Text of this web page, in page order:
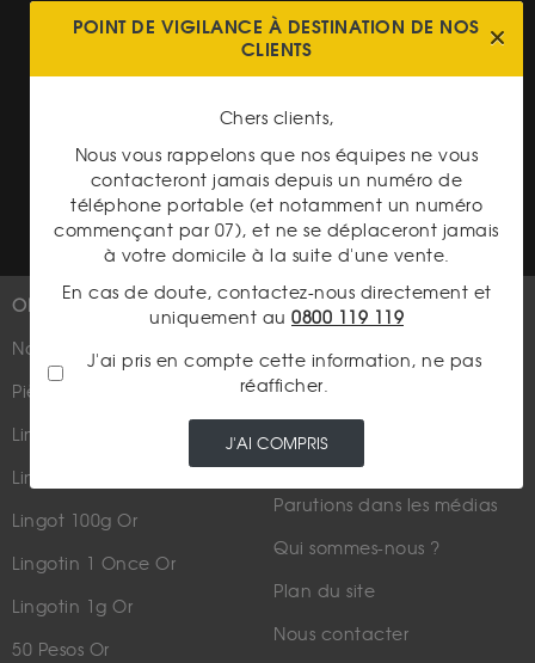
Charte données personnelles
Conditions générales d'utilisation
OR
Nouveautés
Pièces d'or d'investissement
Lingots et lingotins
Lingot 1Kg Or
Lingot 100g Or
Lingotin 1 Once Or
Lingotin 1g Or
50 Pesos Or
PLUS D'INFOS
Suivez-nous
Parutions dans les médias
Qui sommes-nous ?
Plan du site
Nous contacter
POINT DE VIGILANCE À DESTINATION DE NOS
CLIENTS
Chers clients,
Nous vous rappelons que nos équipes ne vous
contacteront jamais depuis un numéro de
téléphone portable (et notamment un numéro
commençant par 07), et ne se déplaceront jamais
à votre domicile à la suite d'une vente.
En cas de doute, contactez-nous directement et
uniquement au 0800 119 119
J'ai pris en compte cette information, ne pas
réafficher.
J'AI COMPRIS